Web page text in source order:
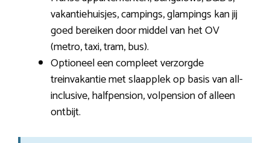
vakantiehuisjes, campings, glampings kan jij
goed bereiken door middel van het OV
(metro, taxi, tram, bus).
Optioneel een compleet verzorgde
treinvakantie met slaapplek op basis van all-
inclusive, halfpension, volpension of alleen
ontbijt.